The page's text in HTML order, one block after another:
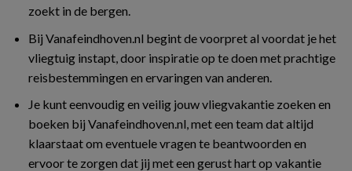
zoekt in de bergen.
Bij Vanafeindhoven.nl begint de voorpret al voordat je het
vliegtuig instapt, door inspiratie op te doen met prachtige
reisbestemmingen en ervaringen van anderen.
Je kunt eenvoudig en veilig jouw vliegvakantie zoeken en
boeken bij Vanafeindhoven.nl, met een team dat altijd
klaarstaat om eventuele vragen te beantwoorden en
ervoor te zorgen dat jij met een gerust hart op vakantie